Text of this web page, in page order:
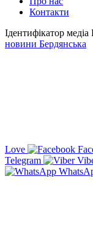
Контакти
Ідентифікатор медіа
новини Бердянська
Love
Telegram